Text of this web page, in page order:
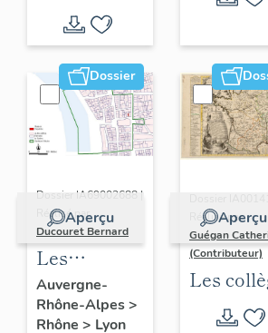
Dossier
Aperçu
Dossier IA69002688 |
Réalisé par
Ducouret Bernard
Les
maisons du
quartier
Auvergne-
Rhône-Alpes>
Rhône > Lyon
Aperçu
Réalisé par
Guégan
(Contributeur)
Les
jésuites